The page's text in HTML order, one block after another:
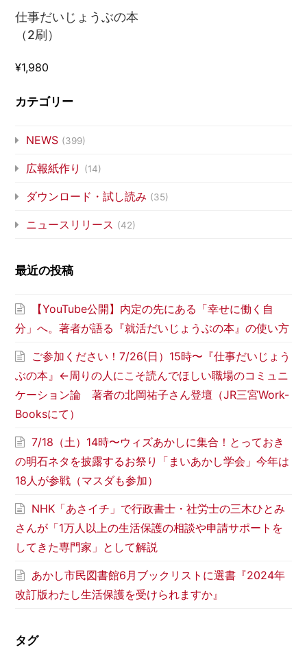
仕事だいじょうぶの本
（2刷）
¥1,980
カテゴリー
NEWS (399)
広報紙作り (14)
ダウンロード・試し読み (35)
ニュースリリース (42)
最近の投稿
【YouTube公開】内定の先にある「幸せに働く自
分」へ。著者が語る『就活だいじょうぶの本』の使い方
ご参加ください！7/26(日）15時〜『仕事だいじょう
ぶの本』←周りの人にこそ読んでほしい職場のコミュニ
ケーション論 著者の北岡祐子さん登壇（JR三宮Work-
Booksにて）
7/18（土）14時〜ウィズあかしに集合！とっておき
の明石ネタを披露するお祭り「まいあかし学会」今年は
18人が参戦（マスダも参加）
NHK「あさイチ」で行政書士・社労士の三木ひとみ
さんが「1万人以上の生活保護の相談や申請サポートを
してきた専門家」として解説
あかし市民図書館6月ブックリストに選書『2024年
改訂版わたし生活保護を受けられますか』
タグ